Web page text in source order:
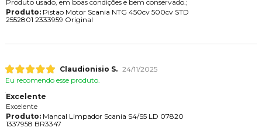
Produto usado, em boas condições e bem conservado.;
Produto:Pistao Motor Scania NTG 450cv 500cv STD
2552801 2333959 Original
Claudionisio S. 24/11/2025
Eu recomendo esse produto.
Excelente
Excelente
Produto:Mancal Limpador Scania S4/S5 LD 07820
1337958 BR3347